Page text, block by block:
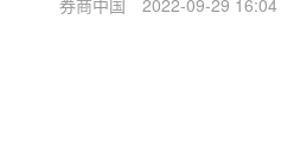
券商中国
2022-09-29 16:04